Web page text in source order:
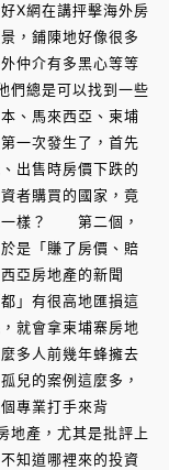
X網在講抨擊海外房
，鋪陳地好像很多
仲介有多黑心等等
們總是可以找到一些
、馬來西亞、柬埔
一次發生了，首先
出售時房價下跌的
者購買的國家，竟
一樣？ 第二個，
是「賺了房價、賠
亞房地產的新聞
」有很高地匯損這
就會拿柬埔寨房地
多人前幾年蜂擁去
兒的案例這麼多，
專業打手來背
產，尤其是批評上
知道哪裡來的投資